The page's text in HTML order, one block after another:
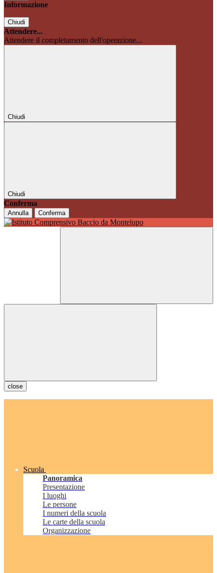
Informazione
Chiudi
Attendere...
Attendere il completamento dell'operazione...
Chiudi
Chiudi
Conferma
Annulla Conferma
close
Scuola
Panoramica
Presentazione
I luoghi
Le persone
I numeri della scuola
Le carte della scuola
Organizzazione